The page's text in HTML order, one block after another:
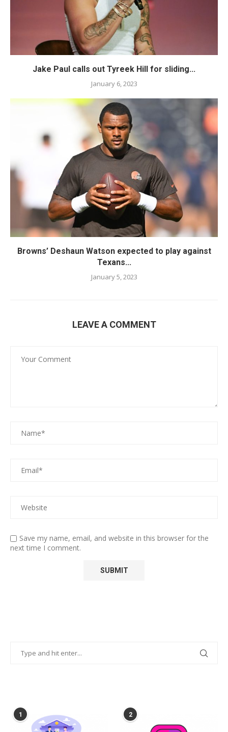
Jake Paul calls out Tyreek Hill for sliding...
January 6, 2023
Browns’ Deshaun Watson expected to play against
Texans...
January 5, 2023
LEAVE A COMMENT
Save my name, email, and website in this browser for the
next time I comment.
1 2